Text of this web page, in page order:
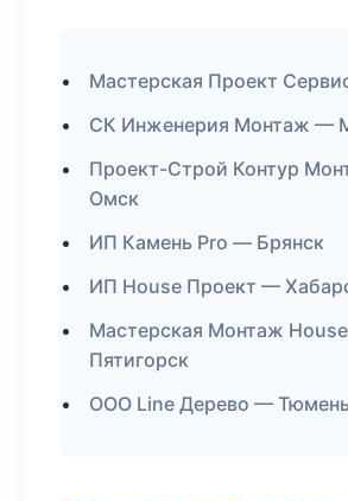
Мастерская Проект
СК Инженерия Монтаж —
Проект-Строй Контур
Омск
ИП Камень Pro — Брянск
ИП House Проект —
Мастерская Монтаж
Пятигорск
ООО Line Дерево —